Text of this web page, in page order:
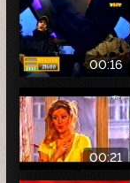
00:16
00:21